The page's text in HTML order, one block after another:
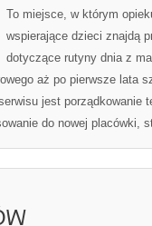
To miejsce, w którym
wspierające dzieci znajdą
dotyczące rutyny dnia z
aż po pierwsze lata
jest porządkowanie
do nowej placówki,